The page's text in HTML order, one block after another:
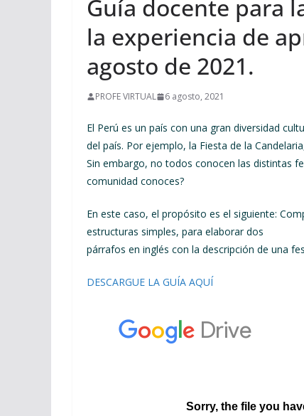
Guía docente para
la experiencia de
agosto de 2021.
PROFE VIRTUAL 6 agosto, 2021
El Perú es un país con una gran diversidad
del país. Por ejemplo, la Fiesta de la
Sin embargo, no todos conocen las distintas
comunidad conoces?
En este caso, el propósito es el siguiente:
estructuras simples, para elaborar dos
párrafos en inglés con la descripción de una
DESCARGUE LA GUÍA AQUÍ